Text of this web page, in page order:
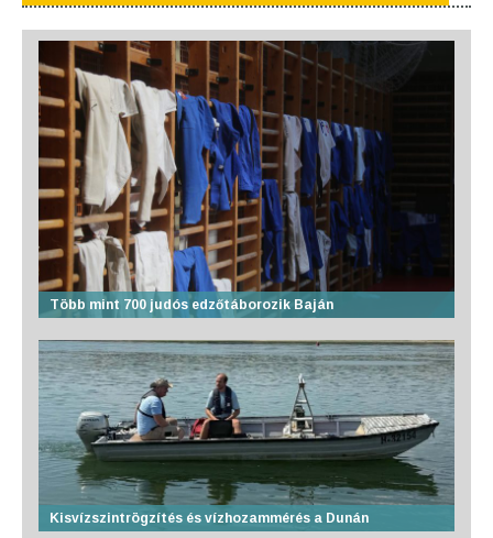
Több mint 700 judós edzőtáborozik Baján
Kisvízszintrögzítés és vízhozammérés a Dunán